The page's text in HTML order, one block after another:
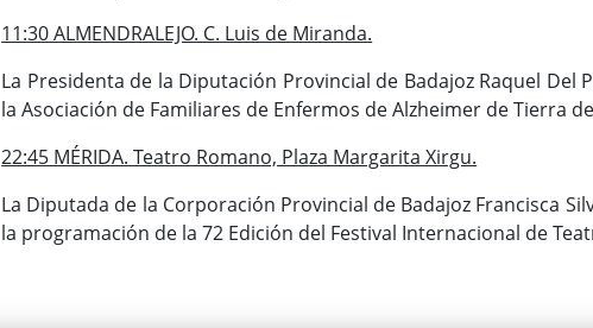
11:30 ALMENDRALEJO. C. Luis de Miranda.
La Presidenta de la Diputación Provincial de Badajoz Raquel
la Asociación de Familiares de Enfermos de Alzheimer de Tierra
22:45 MÉRIDA. Teatro Romano, Plaza Margarita Xirgu.
La Diputada de la Corporación Provincial de Badajoz Francisca
la programación de la 72 Edición del Festival Internacional de